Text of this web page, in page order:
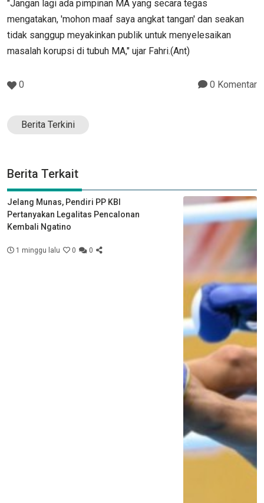
"Jangan lagi ada pimpinan MA yang secara tegas
mengatakan, 'mohon maaf saya angkat tangan' dan seakan
tidak sanggup meyakinkan publik untuk menyelesaikan
masalah korupsi di tubuh MA," ujar Fahri.(Ant)
0 0 Komentar
Berita Terkini
Berita Terkait
Jelang Munas, Pendiri PP KBI
Pertanyakan Legalitas Pencalonan
Kembali Ngatino
1 minggu lalu 0 0